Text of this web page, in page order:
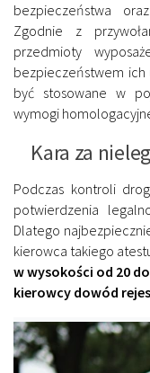
bezpieczeństwa
Zgodnie z
przedmioty
bezpieczeństwem ich
być stosowane w
wymogi
Kara za
Podczas kontroli
potwierdzenia
Dlatego
kierowca takiego
w wysokości od 20
kierowcy dowód